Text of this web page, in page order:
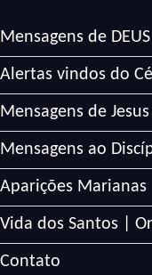
Mensagens de
Alertas vindos do
Mensagens de
Mensagens ao
Aparições Marianas
Vida dos Santos |
Contato